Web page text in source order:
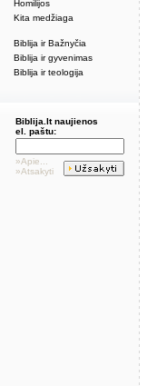
Homilijos
Kita medžiaga
Biblija ir Bažnyčia
Biblija ir gyvenimas
Biblija ir teologija
Biblija.lt naujienos
el. paštu:
»Apie...
»Atsakyti